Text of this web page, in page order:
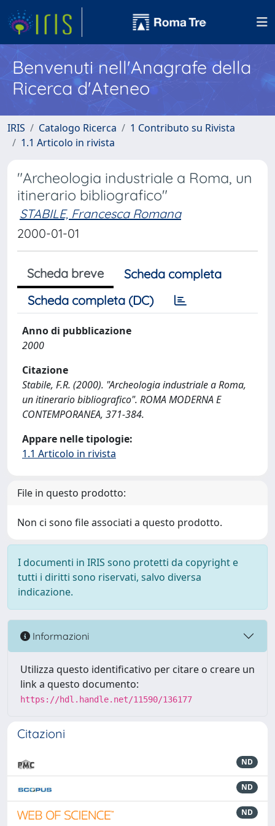
Benvenuti nell'Anagrafe della
Ricerca d'Ateneo
IRIS Catalogo Ricerca
1 Contributo su Rivista
1.1 Articolo in rivista
"Archeologia industriale a Roma, un
itinerario bibliografico"
STABILE, Francesca Romana
2000-01-01
Scheda breve
Scheda completa
Scheda completa (DC)
Anno di pubblicazione
2000
Citazione
Stabile, F.R. (2000). "Archeologia industriale a Roma,
un itinerario bibliografico". ROMA MODERNA E
CONTEMPORANEA, 371-384.
Appare nelle tipologie:
1.1 Articolo in rivista
File in questo prodotto:
Non ci sono file associati a questo prodotto.
I documenti in IRIS sono protetti da copyright e
tutti i diritti sono riservati, salvo diversa
indicazione.
Informazioni
Utilizza questo identificativo per citare o creare un
link a questo documento:
https://hdl.handle.net/11590/136177
Citazioni
ND
ND
ND